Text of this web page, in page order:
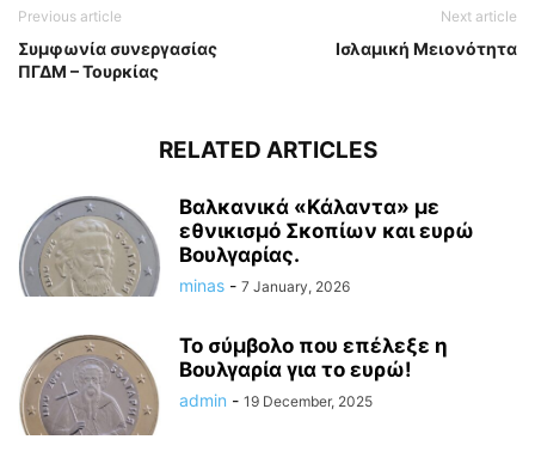
Previous article
Συμφωνία συνεργασίας
ΠΓΔΜ – Τουρκίας
Next article
Ισλαμική Μειονότητα
RELATED ARTICLES
Βαλκανικά «Κάλαντα» με
εθνικισμό Σκοπίων και ευρώ
Βουλγαρίας.
minas - 7 January, 2026
Το σύμβολο που επέλεξε η
Βουλγαρία για το ευρώ!
admin - 19 December, 2025